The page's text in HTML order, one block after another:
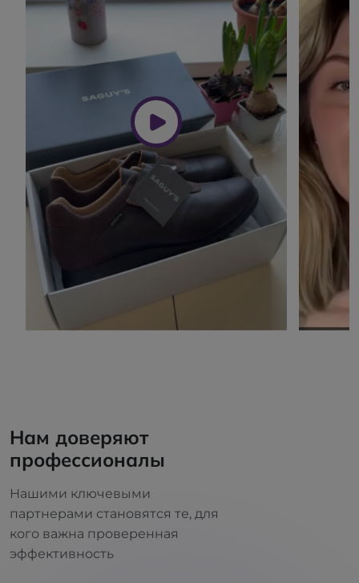
Нам доверяют
профессионалы
Нашими ключевыми
партнерами становятся те, для
кого важна проверенная
эффективность